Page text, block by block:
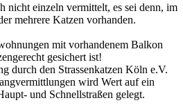
nicht einzeln vermittelt, es sei denn, im
mehrere Katzen vorhanden.
mit vorhandenem Balkon
gesichert ist!
durch den Strassenkatzen Köln e.V.
wird Wert auf ein
und Schnellstraßen gelegt.